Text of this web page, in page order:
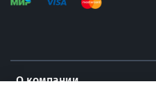
О компании